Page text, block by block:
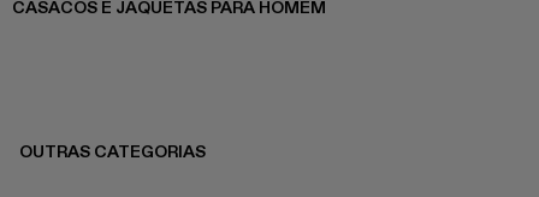
CASACOS E JAQUETAS PARA HOMEM
OUTRAS CATEGORIAS